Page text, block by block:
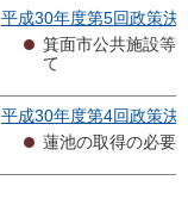
平成30年度第5回政策決
箕面市公共施設等
て
平成30年度第4回政策決
蓮池の取得の必要